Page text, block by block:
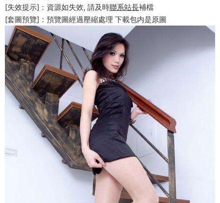
[失效提示]：資源如失效, 請及時聯系站長補檔
[套圖預覽]：預覽圖經過壓縮處理 下載包内是原圖